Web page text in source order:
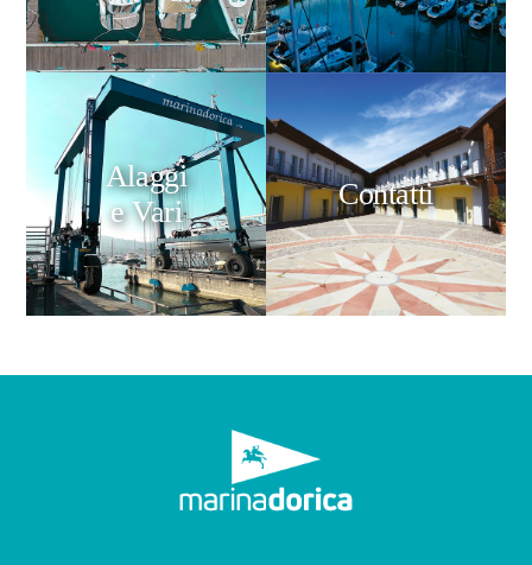
Alaggi
e Vari
Contatti